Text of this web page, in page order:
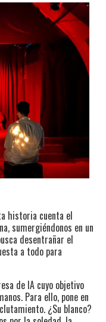
historia cuenta el
sumergiéndonos en un
desentrañar el
a todo para
de IA cuyo objetivo
Para ello, pone en
¿Su blanco?